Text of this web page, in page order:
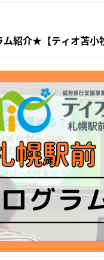
紹介★【ティオ苫小